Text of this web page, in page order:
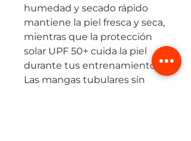
humedad y secado rápido
mantiene la piel fresca y seca,
mientras que la protección
solar UPF 50+ cuida la piel
durante tus entrenamientos.
Las mangas tubulares sin